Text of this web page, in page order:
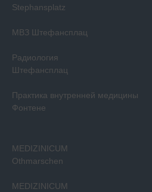
Stephansplatz
МВЗ Штефансплац
Радиология
Штефансплац
Практика внутренней медицины
Фонтене
MEDIZINICUM
Othmarschen
MEDIZINICUM